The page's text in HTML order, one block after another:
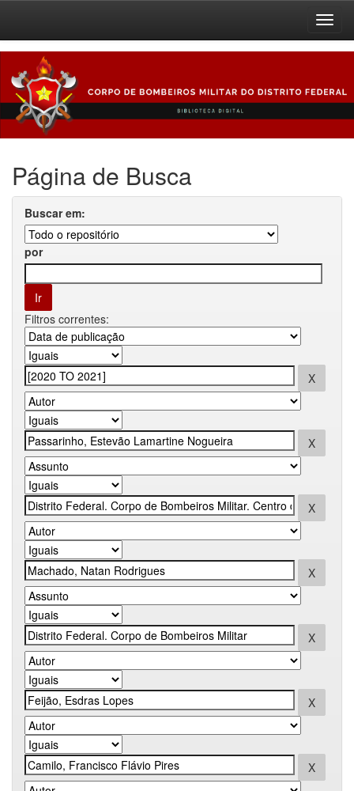
navigation
Página de Busca
Buscar em:
por
Filtros correntes: